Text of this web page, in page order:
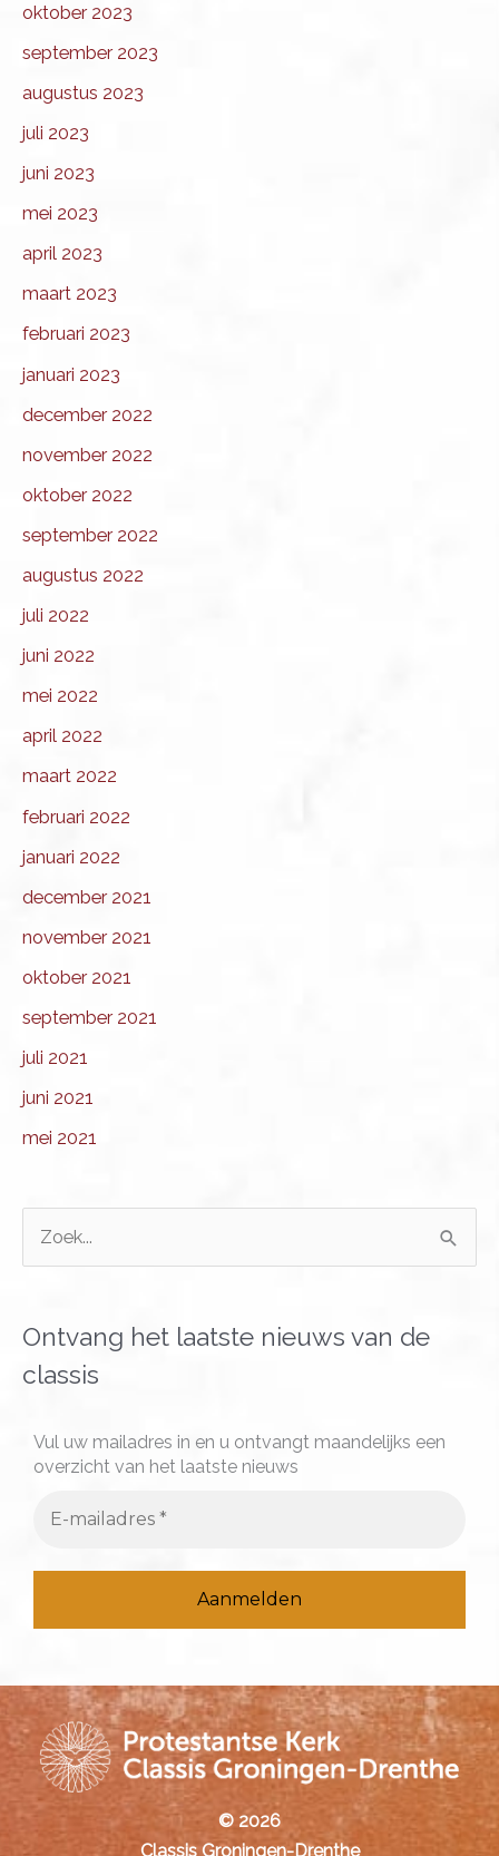
oktober 2023
september 2023
augustus 2023
juli 2023
juni 2023
mei 2023
april 2023
maart 2023
februari 2023
januari 2023
december 2022
november 2022
oktober 2022
september 2022
augustus 2022
juli 2022
juni 2022
mei 2022
april 2022
maart 2022
februari 2022
januari 2022
december 2021
november 2021
oktober 2021
september 2021
juli 2021
juni 2021
mei 2021
k
n
Ontvang het laatste nieuws van de
classis
Vul uw mailadres in en u ontvangt maandelijks een
overzicht van het laatste nieuws
© 2026
Classis Groningen-Drenthe